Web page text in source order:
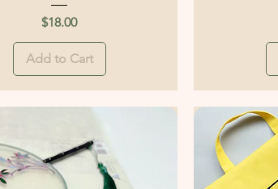
Price
$18.00
Add to Cart